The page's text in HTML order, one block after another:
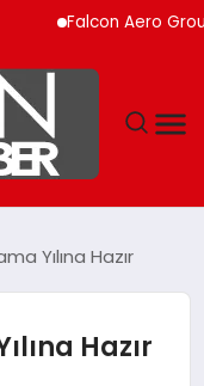
Falcon Aero Group,
Yılına Hazır
Hazır